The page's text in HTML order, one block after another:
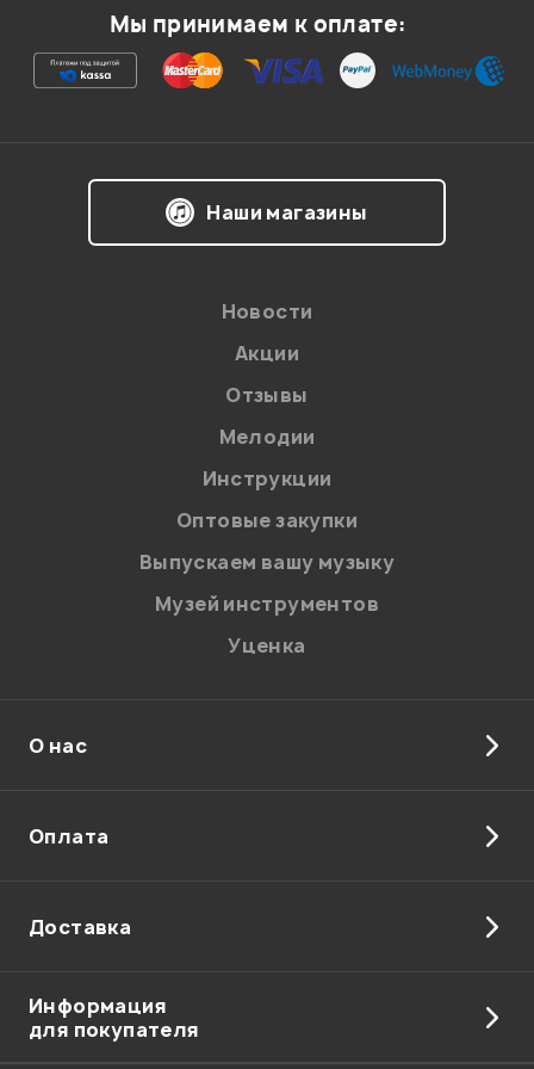
согласиена обработку персональных данных в
соответствии сПолитикой в отношении обработки
персональных данных.
Мы принимаем к оплате:
Наши магазины
Новости
Акции
Отзывы
Мелодии
Инструкции
Оптовые закупки
Выпускаем вашу музыку
Музей инструментов
Уценка
О нас
Оплата
Доставка
Информация
для покупателя